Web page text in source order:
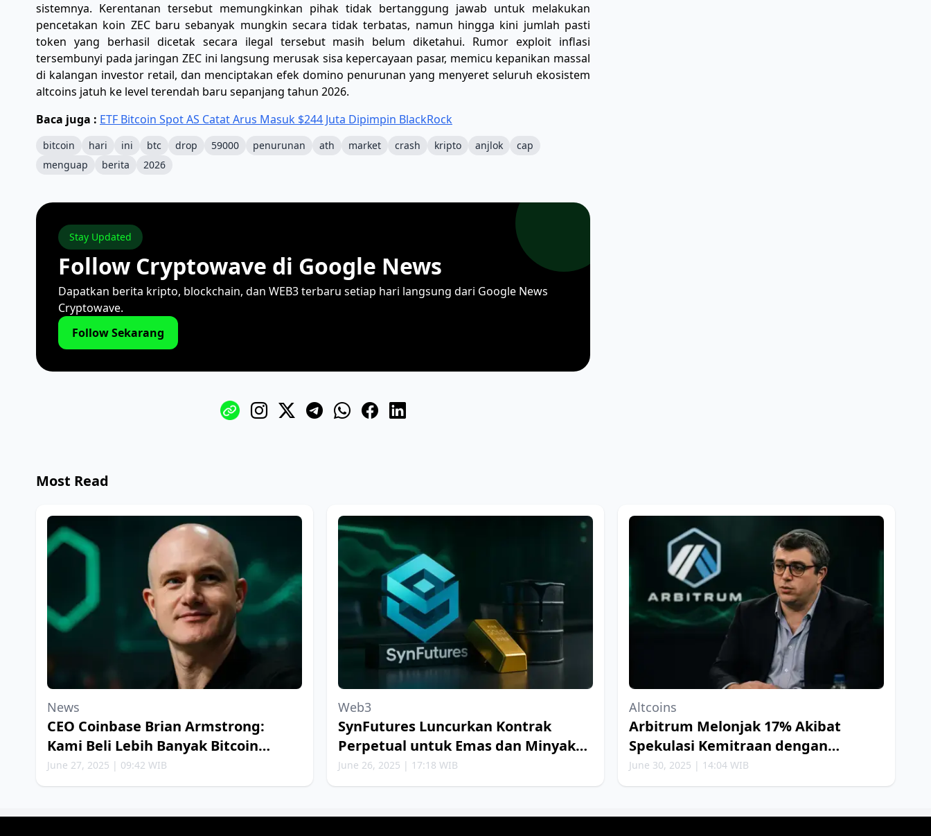
sistemnya. Kerentanan tersebut memungkinkan pihak tidak bertanggung jawab untuk melakukan
pencetakan koin ZEC baru sebanyak mungkin secara tidak terbatas, namun hingga kini jumlah pasti
token yang berhasil dicetak secara ilegal tersebut masih belum diketahui. Rumor exploit inflasi
tersembunyi pada jaringan ZEC ini langsung merusak sisa kepercayaan pasar, memicu kepanikan massal
di kalangan investor retail, dan menciptakan efek domino penurunan yang menyeret seluruh ekosistem
altcoins jatuh ke level terendah baru sepanjang tahun 2026.
Baca juga : ETF Bitcoin Spot AS Catat Arus Masuk $244 Juta Dipimpin BlackRock
bitcoin hari ini btc drop 59000 penurunan ath market crash kripto anjlok
cap
menguap
berita 2026
Stay Updated
Follow Cryptowave di Google News
Dapatkan berita kripto, blockchain, dan WEB3 terbaru setiap hari langsung dari Google News
Cryptowave.
Follow Sekarang
Most Read
News
CEO Coinbase Brian Armstrong:
Kami Beli Lebih Banyak Bitcoin
Setiap Minggu
June 27, 2025 | 09:42 WIB
Web3
SynFutures Luncurkan Kontrak
Perpetual untuk Emas dan Minyak
Bumi
June 26, 2025 | 17:18 WIB
Altcoins
Arbitrum Melonjak 17% Akibat
Spekulasi Kemitraan dengan
Robinhood
June 30, 2025 | 14:04 WIB